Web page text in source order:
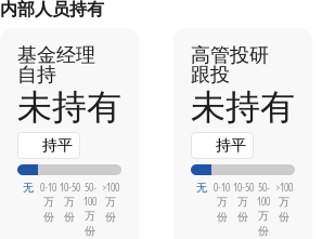
内部人员持有
基金经理
自持
未持有
持平
无 0-10
万
份
10-50
万
份
50-
100
万
份
>100
万
份
高管投研
跟投
未持有
持平
无 0-10
万
份
10-50
万
份
50-
100
万
份
>100
万
份